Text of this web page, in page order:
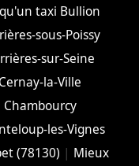
taxi Bullion
sous-Poissy
sur-Seine
la-Ville
les-Vignes
(78130) | Mieux